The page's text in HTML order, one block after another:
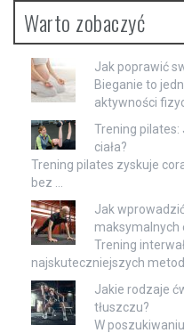
Warto zobaczyć
Jak poprawić
Bieganie to
aktywności
Trening pilates:
ciała?
Trening pilates zyskuje
bez …
Jak
maksymalnych
Trening
najskuteczniejszych metod
Jakie rodzaje
tłuszczu?
W